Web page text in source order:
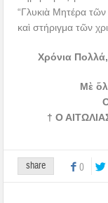
“Γλυκιὰ Μητέρα
καὶ στήριγμα τῶν
Χρόνια
Μὲ
† Ο
share 0